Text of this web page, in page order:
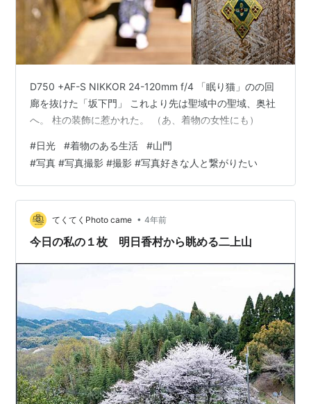
D750 +AF-S NIKKOR 24-120mm f/4 「眠り猫」のの回
廊を抜けた「坂下門」 これより先は聖域中の聖域、奥社
へ。 柱の装飾に惹かれた。 （あ、着物の女性にも）
#日光 #着物のある生活 #山門
#写真 #写真撮影 #撮影 #写真好きな人と繋がりたい
てくてくPhoto came • 4年前
今日の私の１枚 明日香村から眺める二上山